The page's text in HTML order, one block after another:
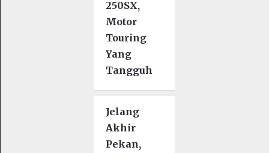
250SX,
Motor
Touring
Yang
Tangguh
Jelang
Akhir
Pekan,